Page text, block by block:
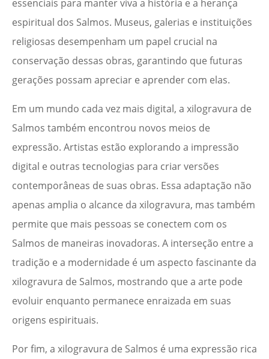
essenciais para manter viva a história e a herança
espiritual dos Salmos. Museus, galerias e instituições
religiosas desempenham um papel crucial na
conservação dessas obras, garantindo que futuras
gerações possam apreciar e aprender com elas.
Em um mundo cada vez mais digital, a xilogravura de
Salmos também encontrou novos meios de
expressão. Artistas estão explorando a impressão
digital e outras tecnologias para criar versões
contemporâneas de suas obras. Essa adaptação não
apenas amplia o alcance da xilogravura, mas também
permite que mais pessoas se conectem com os
Salmos de maneiras inovadoras. A interseção entre a
tradição e a modernidade é um aspecto fascinante da
xilogravura de Salmos, mostrando que a arte pode
evoluir enquanto permanece enraizada em suas
origens espirituais.
Por fim, a xilogravura de Salmos é uma expressão rica